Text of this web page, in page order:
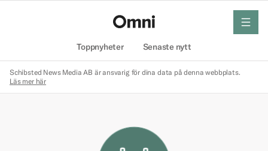
Toppnyheter Senaste nytt
meny
Schibsted News Media AB är ansvarig för dina data på denna webbplats.
Läs mer här